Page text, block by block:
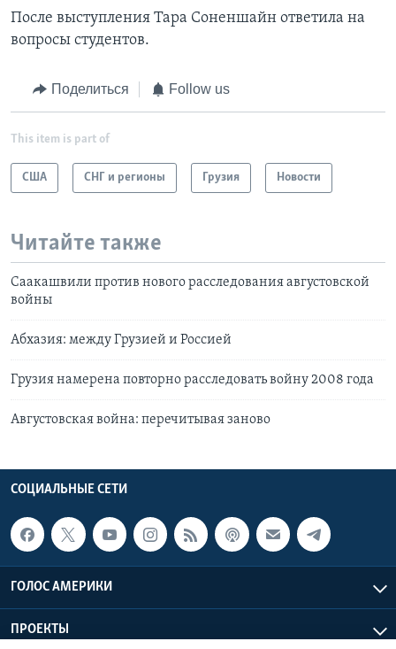
После выступления Тара Соненшайн ответила на
вопросы студентов.
Поделиться Follow us
This item is part of
США СНГ и регионы Грузия Новости
Читайте также
Саакашвили против нового расследования августовской
войны
Абхазия: между Грузией и Россией
Грузия намерена повторно расследовать войну 2008 года
Августовская война: перечитывая заново
СОЦИАЛЬНЫЕ СЕТИ
ГОЛОС АМЕРИКИ
ПРОЕКТЫ